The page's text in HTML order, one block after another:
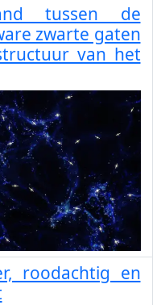
tussen de
zwarte gaten
van het
roodachtig en